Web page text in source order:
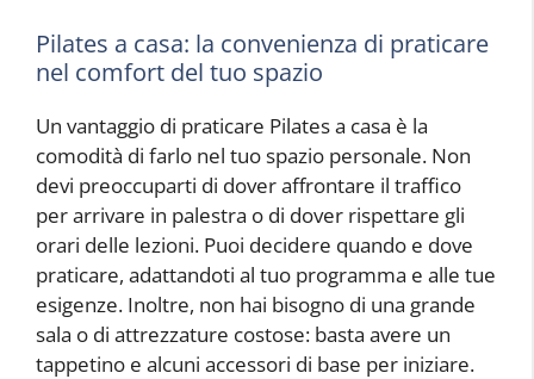
Pilates a casa: la convenienza di praticare
nel comfort del tuo spazio
Un vantaggio di praticare Pilates a casa è la
comodità di farlo nel tuo spazio personale. Non
devi preoccuparti di dover affrontare il traffico
per arrivare in palestra o di dover rispettare gli
orari delle lezioni. Puoi decidere quando e dove
praticare, adattandoti al tuo programma e alle tue
esigenze. Inoltre, non hai bisogno di una grande
sala o di attrezzature costose: basta avere un
tappetino e alcuni accessori di base per iniziare.